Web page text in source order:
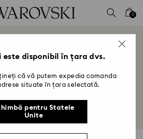
0
Swarovski
Title:
Swarovski în domeniile
inovației și creativității.
este disponibil în țara dvs.
că vă putem expedia comanda
situate în țara selectată.
pentru Statele
Unite